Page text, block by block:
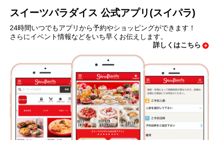
スイーツパラダイス 公式アプリ(スイパラ)
24時間いつでもアプリから予約やショッピングができます！
さらにイベント情報などをいち早くお伝えします。
詳しくはこちら